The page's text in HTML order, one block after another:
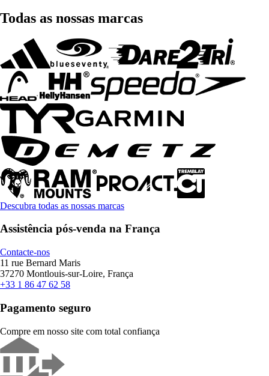
Todas as nossas marcas
Descubra todas as nossas marcas
Assistência pós-venda na França
Contacte-nos
11 rue Bernard Maris
37270 Montlouis-sur-Loire, França
+33 1 86 47 62 58
Pagamento seguro
Compre em nosso site com total confiança